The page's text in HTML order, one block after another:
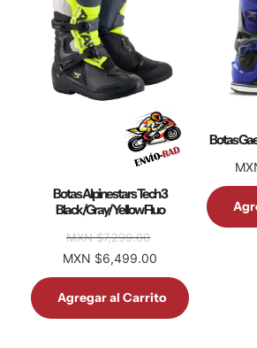
Botas Alpinestars Tech 3
Black/Gray/Yellow Fluo
MXN $7,299.00
MXN $6,499.00
Agregar al Carrito
Botas